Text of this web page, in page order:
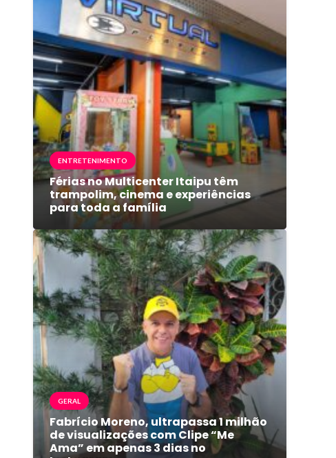
ENTRETENIMENTO
Férias no Multicenter Itaipu têm
trampolim, cinema e experiências
para toda a família
GERAL
Fabrício Moreno, ultrapassa 1 milhão
de visualizações com Clipe “Me
Ama” em apenas 3 dias no